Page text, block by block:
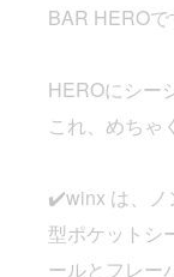
BAR HEROで
HEROにシー
これ、めち
✔️winx は、ノ
型ポケット
ールとフレー